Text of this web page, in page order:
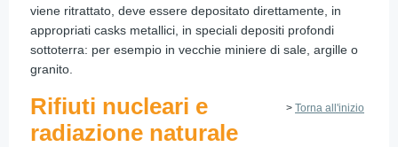
viene ritrattato, deve essere depositato direttamente, in
appropriati casks metallici, in speciali depositi profondi
sottoterra: per esempio in vecchie miniere di sale, argille o
granito.
> Torna all'inizio
Rifiuti nucleari e
radiazione naturale